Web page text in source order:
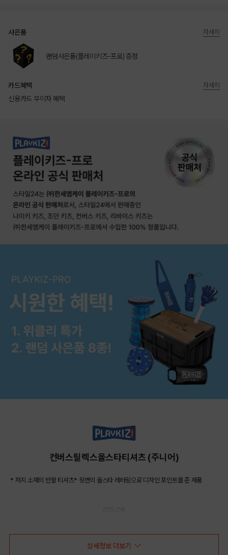
사은품
랜덤사은품(플레이키즈-프로) 증정
자세히
카드혜택
신용카드 무이자 혜택
자세히
컨버스릴렉스올스타티셔츠 (주니어)
* 저지 소재의 반팔 티셔츠* 뒷면의 올스타 레터링으로 디자인 포인트를 준 제품
상세정보 더보기